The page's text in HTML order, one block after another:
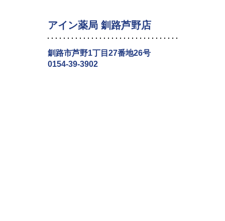
アイン薬局 釧路芦野店
釧路市芦野1丁目27番地26号
0154-39-3902